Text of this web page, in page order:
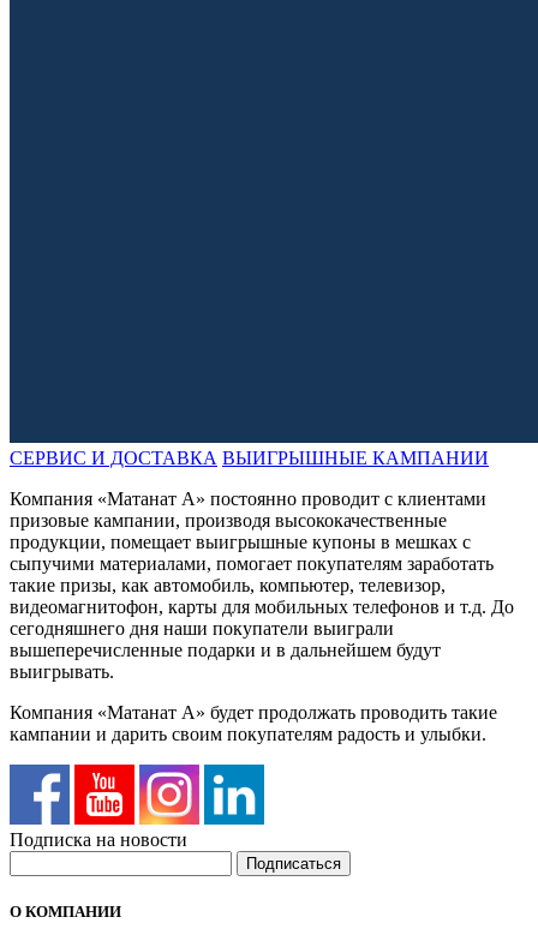
СЕРВИС И ДОСТАВКА ВЫИГРЫШНЫЕ КАМПАНИИ
Компания «Матанат А» постоянно проводит с клиентами
призовые кампании, производя высококачественные
продукции, помещает выигрышные купоны в мешках с
сыпучими материалами, помогает покупателям заработать
такие призы, как автомобиль, компьютер, телевизор,
видеомагнитофон, карты для мобильных телефонов и т.д. До
сегодняшнего дня наши покупатели выиграли
вышеперечисленные подарки и в дальнейшем будут
выигрывать.
Компания «Матанат А» будет продолжать проводить такие
кампании и дарить своим покупателям радость и улыбки.
Подписка на новости
О КОМПАНИИ